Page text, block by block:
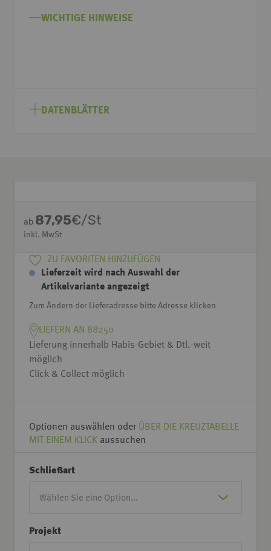
springenWICHTIGE HINWEISE
DATENBLÄTTER
ab 87,95€/St
inkl. MwSt
ZU FAVORITEN HINZUFÜGEN
Lieferzeit wird nach Auswahl der
Artikelvariante angezeigt
Zum Ändern der Lieferadresse bitte Adresse klicken
LIEFERN AN 88250
Lieferung innerhalb Habis-Gebiet & Dtl.-weit
möglich
Click & Collect möglich
Optionen auswählen oder ÜBER DIE KREUZTABELLE
MIT EINEM KLICK aussuchen
Schließart
Projekt